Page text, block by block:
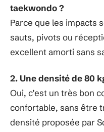
taekwondo ?
Parce que les impacts
sauts, pivots ou
excellent amorti sans
2. Une densité de 80
Oui, c’est un très bon
confortable, sans être
densité proposée par